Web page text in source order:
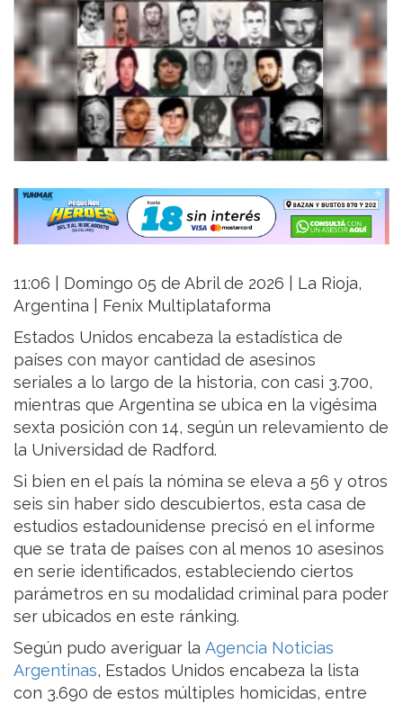
11:06 | Domingo 05 de Abril de 2026 | La Rioja,
Argentina | Fenix Multiplataforma
Estados Unidos encabeza la estadística de
países con mayor cantidad de asesinos
seriales a lo largo de la historia, con casi 3.700,
mientras que Argentina se ubica en la vigésima
sexta posición con 14, según un relevamiento de
la Universidad de Radford.
Si bien en el país la nómina se eleva a 56 y otros
seis sin haber sido descubiertos, esta casa de
estudios estadounidense precisó en el informe
que se trata de países con al menos 10 asesinos
en serie identificados, estableciendo ciertos
parámetros en su modalidad criminal para poder
ser ubicados en este ránking.
Según pudo averiguar la Agencia Noticias
Argentinas, Estados Unidos encabeza la lista
con 3.690 de estos múltiples homicidas, entre